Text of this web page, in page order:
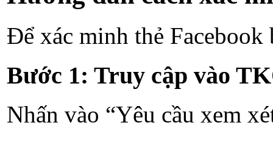
Để xác minh thẻ
Bước 1: Truy cập vào
Nhấn vào “Yêu cầu xem